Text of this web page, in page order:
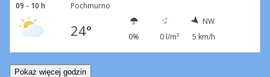
09 - 10 h Pochmurno
24° 0% 0 l/m²
NW
5 km/h
Pokaż więcej godzin